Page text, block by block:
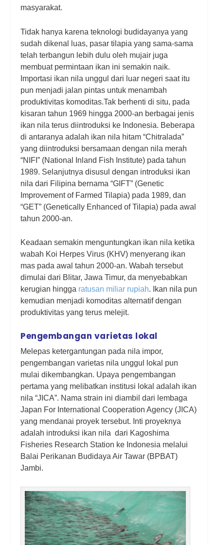
masyarakat.
Tidak hanya karena teknologi budidayanya yang
sudah dikenal luas, pasar tilapia yang sama-sama
telah terbangun lebih dulu oleh mujair juga
membuat permintaan ikan ini semakin naik.
Importasi ikan nila unggul dari luar negeri saat itu
pun menjadi jalan pintas untuk menambah
produktivitas komoditas.Tak berhenti di situ, pada
kisaran tahun 1969 hingga 2000-an berbagai jenis
ikan nila terus diintroduksi ke Indonesia. Beberapa
di antaranya adalah ikan nila hitam “Chitralada”
yang diintroduksi bersamaan dengan nila merah
“NIFI” (National Inland Fish Institute) pada tahun
1989. Selanjutnya disusul dengan introduksi ikan
nila dari Filipina bernama “GIFT” (Genetic
Improvement of Farmed Tilapia) pada 1989, dan
“GET” (Genetically Enhanced of Tilapia) pada awal
tahun 2000-an.
Keadaan semakin menguntungkan ikan nila ketika
wabah Koi Herpes Virus (KHV) menyerang ikan
mas pada awal tahun 2000-an. Wabah tersebut
dimulai dari Blitar, Jawa Timur, da menyebabkan
kerugian hingga ratusan miliar rupiah. Ikan nila pun
kemudian menjadi komoditas alternatif dengan
produktivitas yang terus melejit.
Pengembangan varietas lokal
Melepas ketergantungan pada nila impor,
pengembangan varietas nila unggul lokal pun
mulai dikembangkan. Upaya pengembangan
pertama yang melibatkan institusi lokal adalah ikan
nila “JICA”. Namastrain ini diambil dari lembaga
Japan For International Cooperation Agency (JICA)
yang mendanai proyek tersebut. Inti proyeknya
adalah introduksi ikan nila dari Kagoshima
Fisheries Research Station ke Indonesia melalui
Balai Perikanan Budidaya Air Tawar (BPBAT)
Jambi.